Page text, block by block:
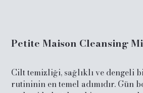
Petite Maison Cleansing
Cilt temizliği, sağlıklı ve dengeli
rutininin en temel adımıdır. Gün